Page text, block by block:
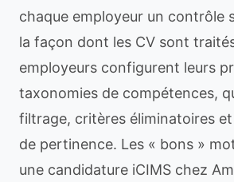
chaque employeur un contrôle
la façon dont les CV sont
employeurs configurent leurs
taxonomies de compétences,
filtrage, critères éliminatoires
de pertinence. Les « bons »
une candidature iCIMS chez